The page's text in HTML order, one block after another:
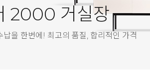
2000 거실장
납을 한번에! 최고의 품질, 합리적인 가격